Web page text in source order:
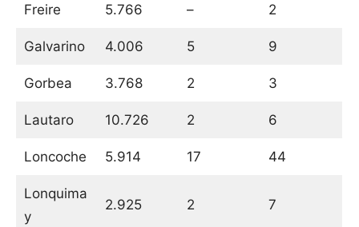
Freire 5.766 – 2
Galvarino 4.006 5 9
Gorbea 3.768 2 3
Lautaro 10.726 2 6
Loncoche 5.914 17 44
Lonquima
y
2.925 2 7